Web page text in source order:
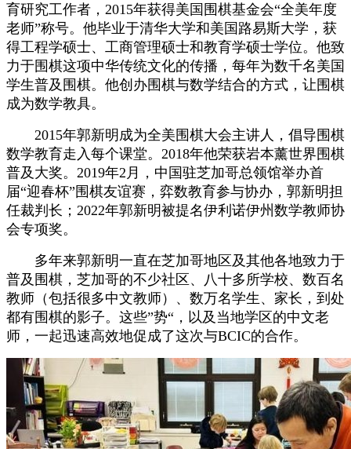
育研究工作者，2015年获得美国围棋基金会“全美年度
老师”称号。他毕业于清华大学和美国路易斯大学，获
得工程学硕士、工商管理硕士和教育学硕士学位。他致
力于围棋这项中华传统文化的传播，每年为数千名美国
学生普及围棋。他创办围棋与数学结合的方式，让围棋
成为数学教具。
2015年郭新明成为全美围棋大会主讲人，倡导围棋
数学教育走入每个课堂。2018年他荣获岩本薰世界围棋
普及大奖。2019年2月，中国驻芝加哥总领馆举办首
届“迎春杯”围棋友谊赛，弈数教育参与协办，郭新明担
任裁判长；2022年郭新明被提名伊利诺伊州数学教师协
会专项奖。
多年来郭新明一直在芝加哥地区及其他各地致力于
普及围棋，芝加哥的不少社区、八十多所学校、数百名
教师（包括很多中文教师）、数万名学生、家长，到处
都有围棋的影子。这些”势“，以及当地学区的中文老
师，一起迅速高效地促成了这次与BCIC的合作。